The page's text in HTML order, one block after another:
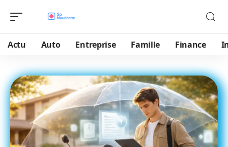
Actu Auto Entreprise Famille Finance